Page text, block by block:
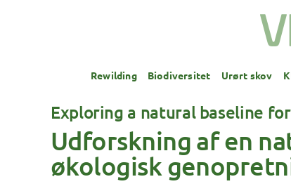
Rewilding Biodiversitet Urørt skov
Exploring a natural baseline
Udforskning af en
økologisk